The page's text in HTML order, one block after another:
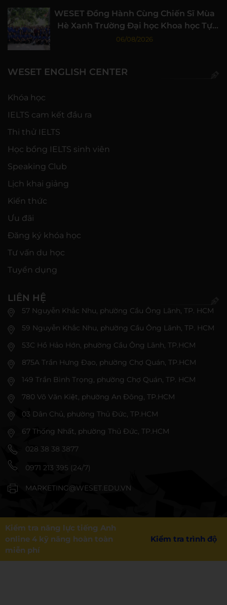
WESET Đồng Hành Cùng Chiến Sĩ Mùa
Hè Xanh Trường Đại học Khoa học Tự
nhiên, ĐHQG-HCM
06/08/2026
WESET ENGLISH CENTER
Khóa học
IELTS cam kết đầu ra
Thi thử IELTS
Học bổng IELTS sinh viên
Speaking Club
Lịch khai giảng
Kiến thức
Ưu đãi
Đăng ký khóa học
Tư vấn du học
Tuyển dụng
LIÊN HỆ
57 Nguyễn Khắc Nhu, phường Cầu Ông Lãnh, TP. HCM
59 Nguyễn Khắc Nhu, phường Cầu Ông Lãnh, TP. HCM
53C Hồ Hảo Hớn, phường Cầu Ông Lãnh, TP.HCM
875A Trần Hưng Đạo, phường Chợ Quán, TP.HCM
149 Trần Bình Trọng, phường Chợ Quán, TP. HCM
780 Võ Văn Kiệt, phường An Đông, TP.HCM
03 Dân Chủ, phường Thủ Đức, TP.HCM
67 Thống Nhất, phường Thủ Đức, TP.HCM
028 38 38 3877
0971 213 395 (24/7)
MARKETING@WESET.EDU.VN
Kiểm tra năng lực tiếng Anh
online 4 kỹ năng hoàn toàn
miễn phí
Kiểm tra trình độ